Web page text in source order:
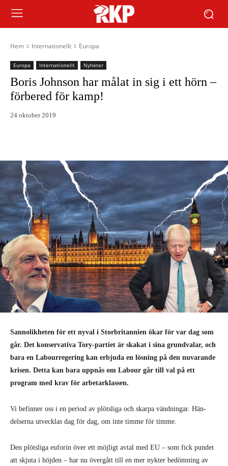
Hem Internationellt Europa
Europa Internationellt Nyheter
Boris Johnson har målat in sig i ett hörn –
förbered för kamp!
24 oktober 2019
Sannolikheten för ett nyval i Storbritannien ökar för var dag som
går. Det konservativa Tory-partiet är skakat i sina grundvalar, och
bara en Labourregering kan erbjuda en lösning på den nuvarande
krisen. Detta kan bara uppnås om Labour går till val på ett
program med krav för arbetarklassen.
Vi befinner oss i en period av plöts­liga och skarpa vändningar. Hän­
delserna utvecklas dag för dag, om inte timme för timme.
Den plötsliga euforin över ett möjligt avtal med EU – som fick pundet
att skjuta i höjden – har nu övergått till en mer nykter bedömning av